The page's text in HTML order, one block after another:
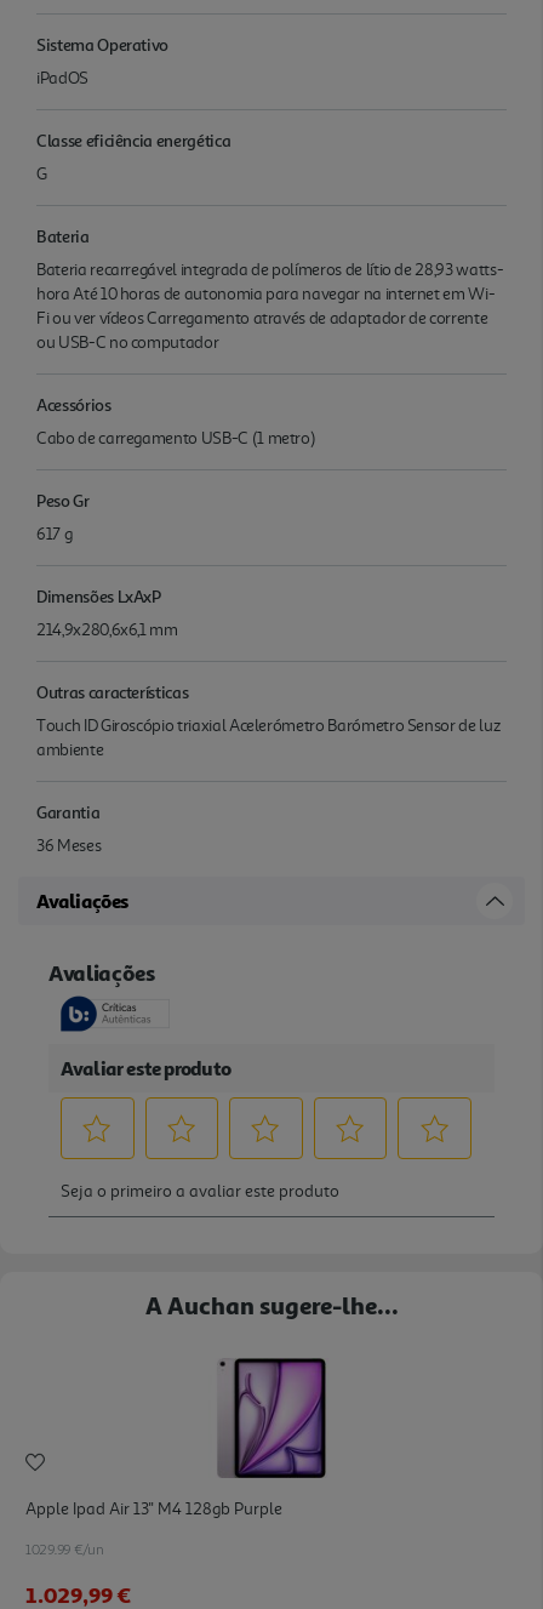
Sistema Operativo
iPadOS
Classe eficiência energética
G
Bateria
Bateria recarregável integrada de polímeros de lítio de 28,93 watts-
hora Até 10 horas de autonomia para navegar na internet em Wi-
Fi ou ver vídeos Carrega­mento através de adaptador de corrente
ou USB-C no computador
Acessórios
Cabo de carregamento USB-C (1 metro)
Peso Gr
617 g
Dimensões LxAxP
214,9x280,6x6,1 mm
Outras características
Touch ID Giroscópio triaxial Acelerómetro Barómetro Sensor de luz
ambiente
Garantia
36 Meses
Avaliações
A Auchan sugere-lhe...
Apple Ipad Air 13'' M4 128gb Purple
1029.99 €/un
1.029,99 €